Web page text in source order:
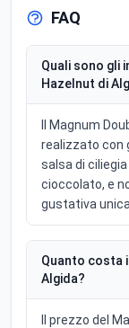
FAQ
Quali sono gli
Hazelnut di
Il Magnum
realizzato con
salsa di
cioccolato, e
gustativa unica.
Quanto costa
Algida?
Il prezzo del